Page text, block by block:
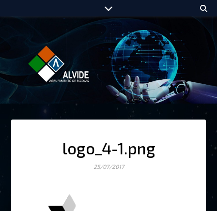
logo_4-1.png
25/07/2017